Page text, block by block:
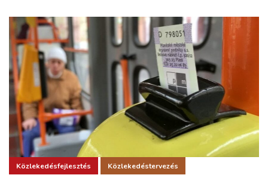
Közlekedésfejlesztés Közlekedéstervezés